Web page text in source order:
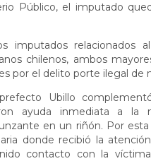
Público, el imputado
imputados relacionados
chilenos, ambos
por el delito porte ilegal de
Ubillo
ayuda inmediata a
en un riñón. Por
donde recibió la
contacto con la